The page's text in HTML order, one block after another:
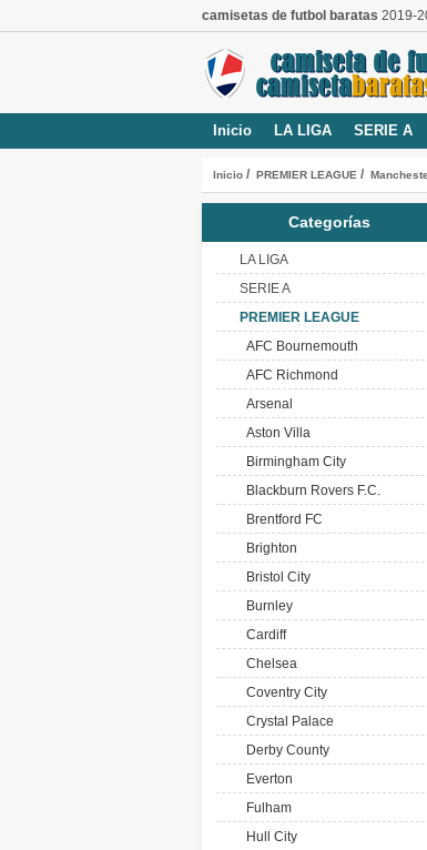
camisetas de futbol baratas 2019-
Inicio LA LIGA SERIE A
Inicio / PREMIER LEAGUE /
Categorías
LA LIGA
SERIE A
PREMIER LEAGUE
AFC Bournemouth
AFC Richmond
Arsenal
Aston Villa
Birmingham City
Blackburn Rovers F.C.
Brentford FC
Brighton
Bristol City
Burnley
Cardiff
Chelsea
Coventry City
Crystal Palace
Derby County
Everton
Fulham
Hull City